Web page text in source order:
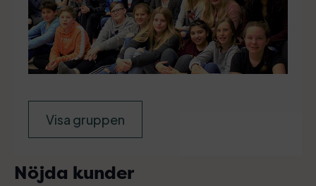
Nöjda kunder
Visa gruppen